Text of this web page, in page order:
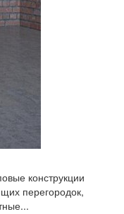
конструкции
перегородок,